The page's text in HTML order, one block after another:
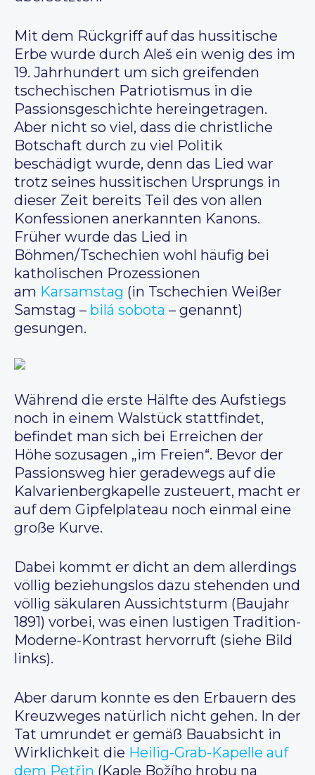
Mit dem Rückgriff auf das hussitische
Erbe wurde durch Aleš ein wenig des im
19. Jahrhundert um sich greifenden
tschechischen Patriotismus in die
Passionsgeschichte hereingetragen.
Aber nicht so viel, dass die christliche
Botschaft durch zu viel Politik
beschädigt wurde, denn das Lied war
trotz seines hussitischen Ursprungs in
dieser Zeit bereits Teil des von allen
Konfessionen anerkannten Kanons.
Früher wurde das Lied in
Böhmen/Tschechien wohl häufig bei
katholischen Prozessionen
am Karsamstag (in Tschechien Weißer
Samstag – bilá sobota – genannt)
gesungen.
Während die erste Hälfte des Aufstiegs
noch in einem Walstück stattfindet,
befindet man sich bei Erreichen der
Höhe sozusagen „im Freien“. Bevor der
Passionsweg hier geradewegs auf die
Kalvarienbergkapelle zusteuert, macht er
auf dem Gipfelplateau noch einmal eine
große Kurve.
Dabei kommt er dicht an dem allerdings
völlig beziehungslos dazu stehenden und
völlig säkularen Aussichtsturm (Baujahr
1891) vorbei, was einen lustigen Tradition-
Moderne-Kontrast hervorruft (siehe Bild
links).
Aber darum konnte es den Erbauern des
Kreuzweges natürlich nicht gehen. In der
Tat umrundet er gemäß Bauabsicht in
Wirklichkeit die Heilig-Grab-Kapelle auf
dem Petřin (Kaple Božího hrobu na